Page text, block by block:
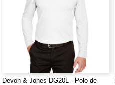
Devon & Jones DG20L - Polo de